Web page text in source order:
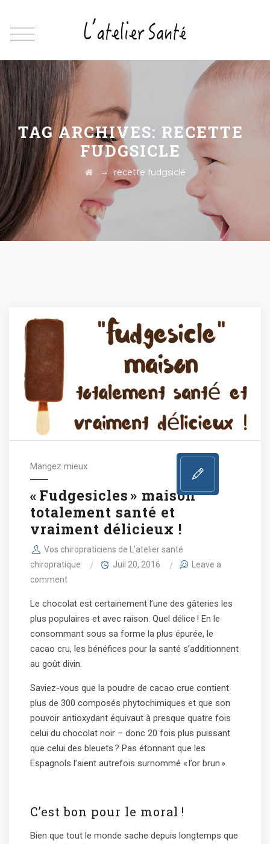
TAG ARCHIVES: RECETTE
FUDGSICLE
→ recette fudgsicle
Mangez mieux
« Fudgesicles » maison
totalement santé et
vraiment délicieux !
Vos chiropraticiens de L'atelier santé
chiropratique
Juil 20, 2016
Leave a
comment
Le chocolat est certainement l’une des gâteries les
plus populaires et avec raison. Quel délice ! En le
consommant sous sa forme la plus épurée, le
cacao cru, les bénéfices pour la santé s’additionnent
au goût divin.
Saviez-vous que la poudre de cacao crue contient
plus de 300 composés phytochimiques et que son
pouvoir antioxydant équivaut à presque quatre fois
celui du chocolat noir – donc 20 fois plus puissant
que celui des bleuets ? Pas étonnant que les
Espagnols l’aient autrefois surnommé « l’or brun ».
C’est bon pour le moral !
Bien que tout le monde sache depuis longtemps que